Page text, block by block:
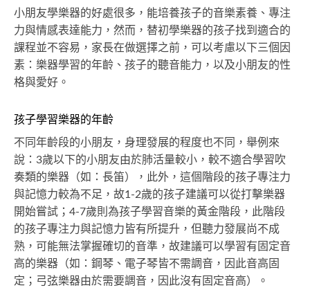
小朋友學樂器的好處很多，能培養孩子的音樂素養、專注
力與情感表達能力，然而，替初學樂器的孩子找到適合的
課程並不容易，家長在做選擇之前，可以考慮以下三個因
素：樂器學習的年齡、孩子的聽音能力，以及小朋友的性
格與愛好。
孩子學習樂器的年齡
不同年齡段的小朋友，身理發展的程度也不同，舉例來
說：3歲以下的小朋友由於肺活量較小，較不適合學習吹
奏類的樂器（如：長笛），此外，這個階段的孩子專注力
與記憶力較為不足，故1-2歲的孩子建議可以從打擊樂器
開始嘗試；4-7歲則為孩子學習音樂的黃金階段，此階段
的孩子專注力與記憶力皆有所提升，但聽力發展尚不成
熟，可能無法掌握確切的音準，故建議可以學習有固定音
高的樂器（如：鋼琴、電子琴皆不需調音，因此音高固
定；弓弦樂器由於需要調音，因此沒有固定音高）。